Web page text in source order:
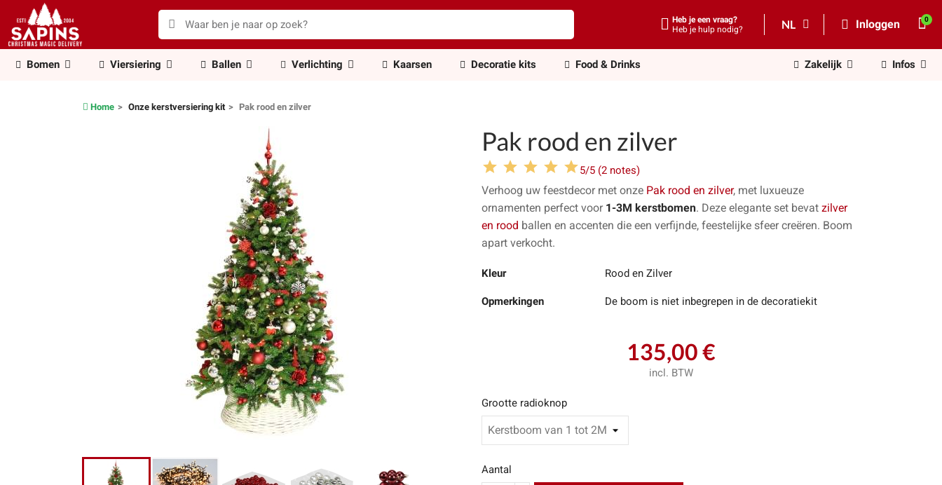
Heb je een vraag?
Heb je hulp nodig?
NL Inloggen
Bomen Viersiering Ballen Verlichting Kaarsen Decoratie kits Food & Drinks Zakelijk Infos
Home Onze kerstversiering kit Pak rood en zilver
Pak rood en zilver
5/5 (2 notes)
Verhoog uw feestdecor met onze Pak rood en zilver, met luxueuze
ornamenten perfect voor 1-3M kerstbomen. Deze elegante set bevat zilver
en rood ballen en accenten die een verfijnde, feestelijke sfeer creëren. Boom
apart verkocht.
Kleur Rood en Zilver
Opmerkingen De boom is niet inbegrepen in de decoratiekit
135,00 €
incl. BTW
Grootte radioknop
Aantal